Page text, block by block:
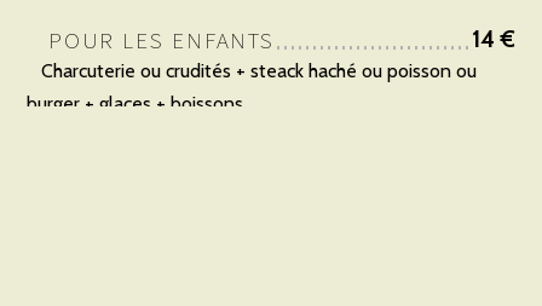
POUR LES ENFANTS
Charcuterie ou crudités + steack haché ou poisson ou
burger + glaces + boissons
14 €